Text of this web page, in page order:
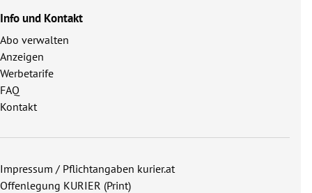
Info und Kontakt
Abo verwalten
Anzeigen
Werbetarife
FAQ
Kontakt
Impressum / Pflichtangaben kurier.at
Offenlegung KURIER (Print)